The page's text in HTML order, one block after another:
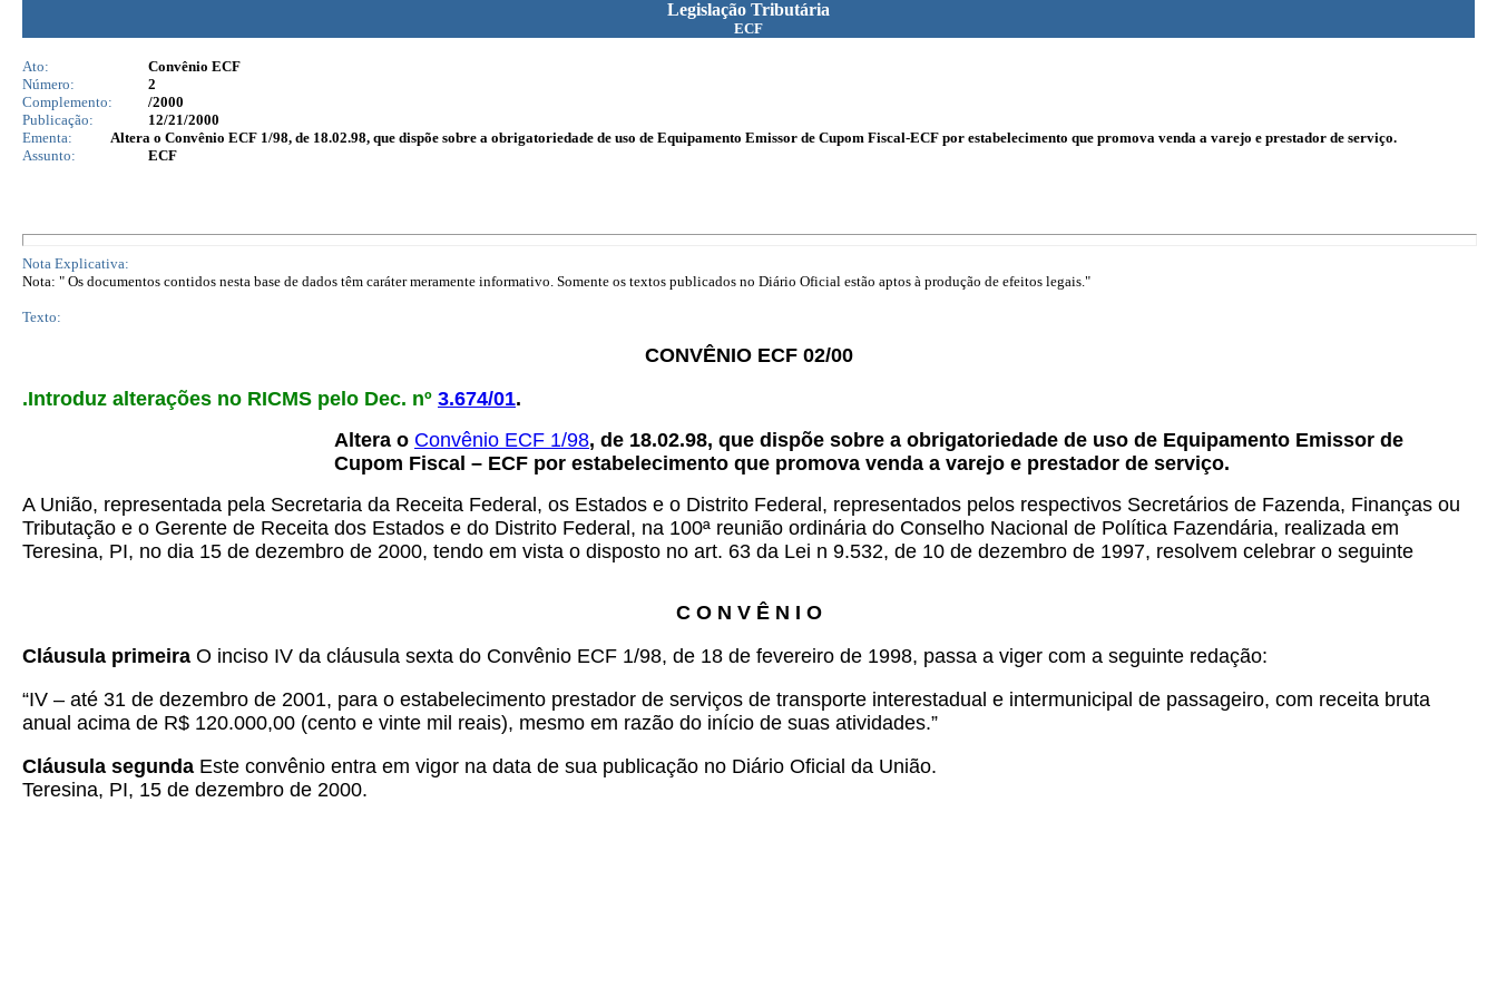
Legislação Tributária
ECF
Ato:
Convênio ECF
Número:
2
Complemento:
/2000
Publicação:
12/21/2000
Ementa:
Altera o Convênio ECF 1/98, de 18.02.98, que dispõe sobre a obrigatoriedade de uso de Equipamento Emissor de Cupom Fiscal-ECF por estabelecimento que promova venda a varejo e prestador de serviço.
Assunto:
ECF
Nota Explicativa:
Nota: " Os documentos contidos nesta base de dados têm caráter meramente informativo. Somente os textos publicados no Diário Oficial estão aptos à produção de efeitos legais."
Texto:
CONVÊNIO ECF 02/00
.Introduz alterações no RICMS pelo Dec. nº 3.674/01.
Altera o Convênio ECF 1/98, de 18.02.98, que dispõe sobre a obrigatoriedade de uso de Equipamento Emissor de
Cupom Fiscal – ECF por estabelecimento que promova venda a varejo e prestador de serviço.
A União, representada pela Secretaria da Receita Federal, os Estados e o Distrito Federal, representados pelos respectivos Secretários de Fazenda, Finanças ou
Tributação e o Gerente de Receita dos Estados e do Distrito Federal, na 100ª reunião ordinária do Conselho Nacional de Política Fazendária, realizada em
Teresina, PI, no dia 15 de dezembro de 2000, tendo em vista o disposto no art. 63 da Lei n 9.532, de 10 de dezembro de 1997, resolvem celebrar o seguinte
C O N V Ê N I O
Cláusula primeira O inciso IV da cláusula sexta do Convênio ECF 1/98, de 18 de fevereiro de 1998, passa a viger com a seguinte redação:
“IV – até 31 de dezembro de 2001, para o estabelecimento prestador de serviços de transporte interestadual e intermunicipal de passageiro, com receita bruta
anual acima de R$ 120.000,00 (cento e vinte mil reais), mesmo em razão do início de suas atividades.”
Cláusula segunda Este convênio entra em vigor na data de sua publicação no Diário Oficial da União.
Teresina, PI, 15 de dezembro de 2000.